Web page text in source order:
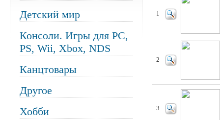
Детский мир
Консоли. Игры для PC,
PS, Wii, Xbox, NDS
Канцтовары
Другое
Хобби
1
2
3